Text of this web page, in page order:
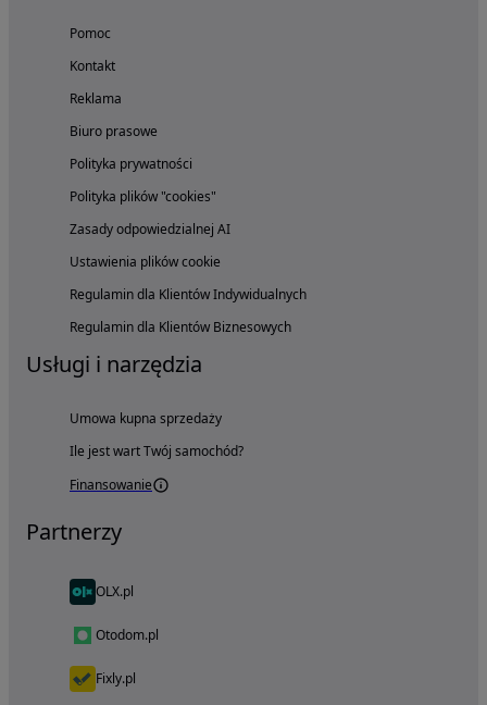
Pomoc
Kontakt
Reklama
Biuro prasowe
Polityka prywatności
Polityka plików "cookies"
Zasady odpowiedzialnej AI
Ustawienia plików cookie
Regulamin dla Klientów Indywidualnych
Regulamin dla Klientów Biznesowych
Usługi i narzędzia
Umowa kupna sprzedaży
Ile jest wart Twój samochód?
Finansowanie
Partnerzy
OLX.pl
Otodom.pl
Fixly.pl